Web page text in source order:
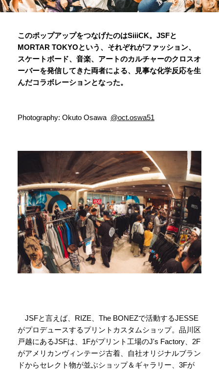
このポップアップをつなげたのはSiiiCK。JSFと
MORTAR TOKYOという、それぞれがファッション、
スケートボード、音楽、アートのカルチャーのクロスオ
ーバーを発信してきた両者による、見事な化学反応を生
んだコラボレーションとなった。
Photography: Okuto Osawa @oct.oswa51
JSFと言えば、RIZE、The BONEZで活動するJESSE
がプロデュースするプリントカスタムショップ。品川区
戸越にあるJSFは、1Fがプリント工場のJ's Factory、2F
がアメリカンヴィンテージ古着、自社オリジナルブラン
ドからセレクト物が並ぶショップ＆ギャラリー、3Fが